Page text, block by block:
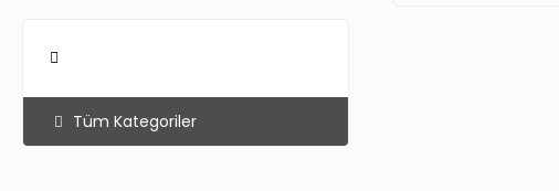
Tüm Kategoriler